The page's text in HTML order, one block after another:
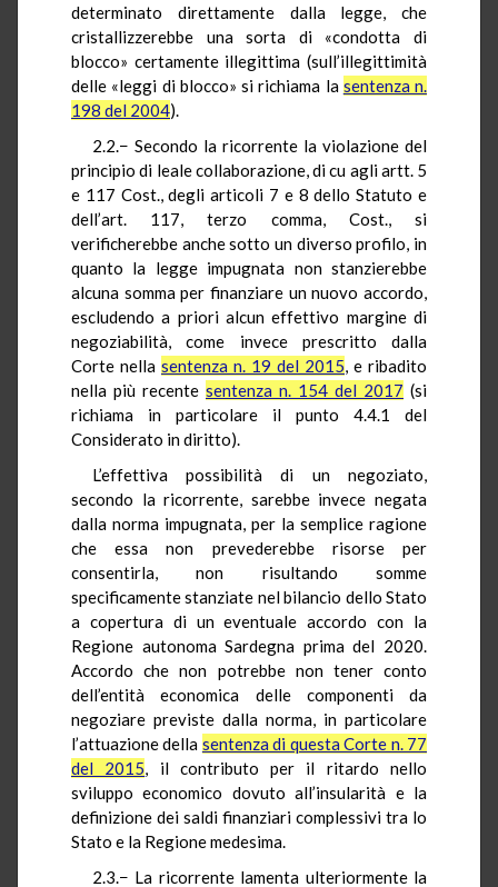
determinato direttamente dalla legge, che
cristallizzerebbe una sorta di «condotta di
blocco» certamente illegittima (sull’illegittimità
delle «leggi di blocco» si richiama la sentenza n.
198 del 2004).
2.2.− Secondo la ricorrente la violazione del
principio di leale collaborazione, di cu agli artt. 5
e 117 Cost., degli articoli 7 e 8 dello Statuto e
dell’art. 117, terzo comma, Cost., si
verificherebbe anche sotto un diverso profilo, in
quanto la legge impugnata non stanzierebbe
alcuna somma per finanziare un nuovo accordo,
escludendo a priori alcun effettivo margine di
negoziabilità, come invece prescritto dalla
Corte nella sentenza n. 19 del 2015, e ribadito
nella più recente sentenza n. 154 del 2017 (si
richiama in particolare il punto 4.4.1 del
Considerato in diritto).
L’effettiva possibilità di un negoziato,
secondo la ricorrente, sarebbe invece negata
dalla norma impugnata, per la semplice ragione
che essa non prevederebbe risorse per
consentirla, non risultando somme
specificamente stanziate nel bilancio dello Stato
a copertura di un eventuale accordo con la
Regione autonoma Sardegna prima del 2020.
Accordo che non potrebbe non tener conto
dell’entità economica delle componenti da
negoziare previste dalla norma, in particolare
l’attuazione della sentenza di questa Corte n. 77
del 2015, il contributo per il ritardo nello
sviluppo economico dovuto all’insularità e la
definizione dei saldi finanziari complessivi tra lo
Stato e la Regione medesima.
2.3.− La ricorrente lamenta ulteriormente la